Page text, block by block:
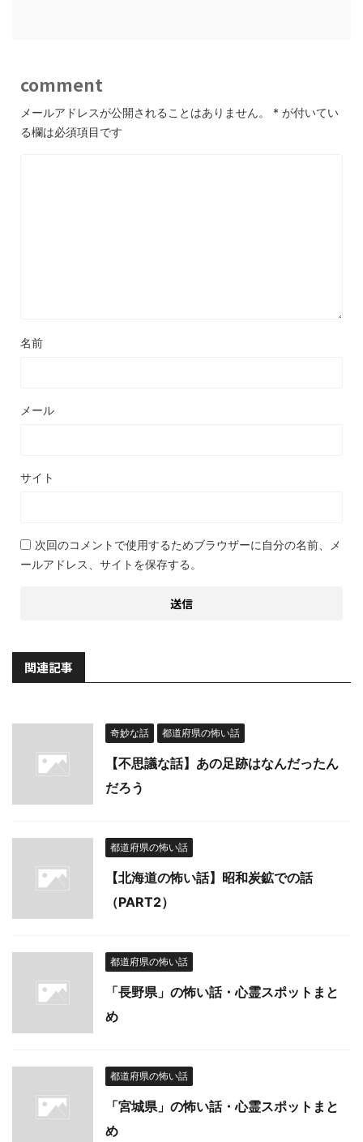
comment
メールアドレスが公開されることはありません。 * が付いてい
る欄は必須項目です
名前
メール
サイト
次回のコメントで使用するためブラウザーに自分の名前、メ
ールアドレス、サイトを保存する。
関連記事
奇妙な話 都道府県の怖い話
【不思議な話】あの足跡はなんだったん
だろう
都道府県の怖い話
【北海道の怖い話】昭和炭鉱での話
（PART2）
都道府県の怖い話
「長野県」の怖い話・心霊スポットまと
め
都道府県の怖い話
「宮城県」の怖い話・心霊スポットまと
め